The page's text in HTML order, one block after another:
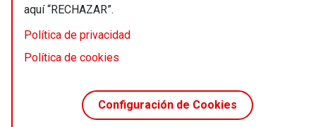
aquí “RECHAZAR”.
Política de privacidad
Política de cookies
Configuración de Cookies